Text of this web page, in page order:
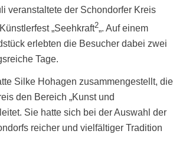
veranstaltete der Schondorfer Kreis
„Seehkraft2„. Auf einem
erlebten die Besucher dabei zwei
Tage.
Silke Hohagen zusammengestellt, die
den Bereich „Kunst und
Sie hatte sich bei der Auswahl der
reicher und vielfältiger Tradition